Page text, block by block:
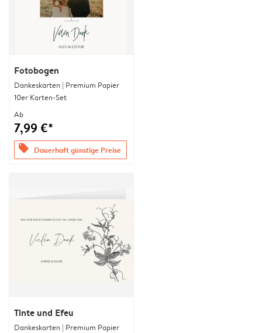
Fotobogen
Dankeskarten | Premium Papier
10er Karten-Set
Ab
7,99 €*
offers Dauerhaft günstige Preise
Tinte und Efeu
Dankeskarten | Premium Papier